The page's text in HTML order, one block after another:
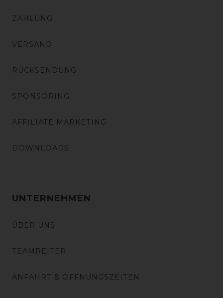
ZAHLUNG
VERSAND
RÜCKSENDUNG
SPONSORING
AFFILIATE MARKETING
DOWNLOADS
UNTERNEHMEN
ÜBER UNS
TEAMREITER
ANFAHRT & ÖFFNUNGSZEITEN